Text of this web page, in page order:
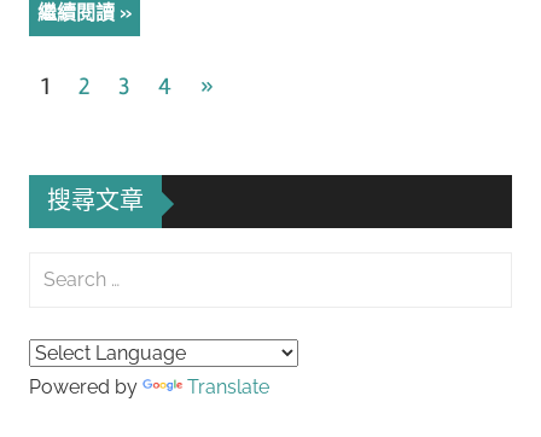
繼續閱讀
文
導
覽
1 2 3 4
Next
»
搜尋文章
Search
Powered by Translate